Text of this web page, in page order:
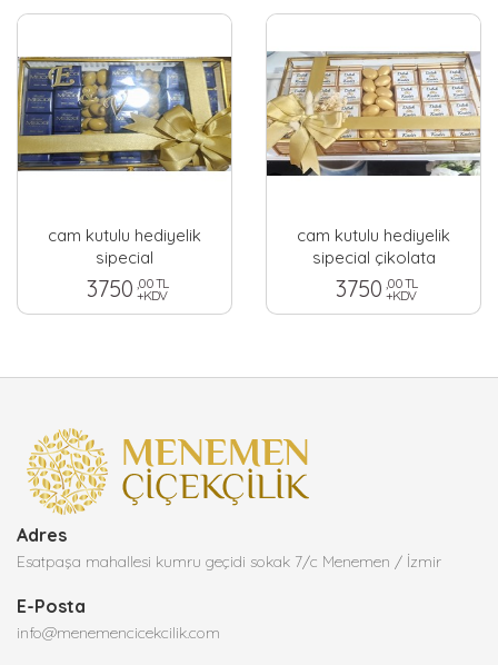
cam kutulu hediyelik
sipecial
3750 ,00 TL
+KDV
cam kutulu hediyelik
sipecial çikolata
3750 ,00 TL
+KDV
Adres
Esatpaşa mahallesi kumru geçidi sokak 7/c Menemen / İzmir
E-Posta
info@menemencicekcilik.com